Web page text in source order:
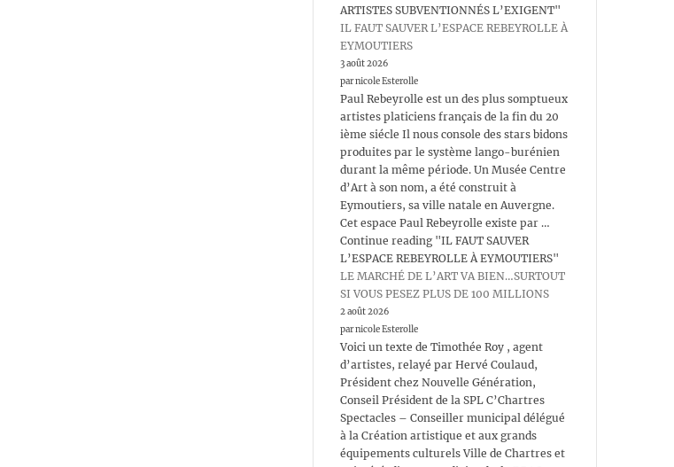
ARTISTES SUBVENTIONNÉS L’EXIGENT"
IL FAUT SAUVER L’ESPACE REBEYROLLE À
EYMOUTIERS
3 août 2026
par nicole Esterolle
Paul Rebeyrolle est un des plus somptueux
artistes platiciens français de la fin du 20
ième siécle Il nous console des stars bidons
produites par le système lango-burénien
durant la même période. Un Musée Centre
d’Art à son nom, a été construit à
Eymoutiers, sa ville natale en Auvergne.
Cet espace Paul Rebeyrolle existe par …
Continue reading "IL FAUT SAUVER
L’ESPACE REBEYROLLE À EYMOUTIERS"
LE MARCHÉ DE L’ART VA BIEN…SURTOUT
SI VOUS PESEZ PLUS DE 100 MILLIONS
2 août 2026
par nicole Esterolle
Voici un texte de Timothée Roy , agent
d’artistes, relayé par Hervé Coulaud,
Président chez Nouvelle Génération,
Conseil Président de la SPL C’Chartres
Spectacles – Conseiller municipal délégué
à la Création artistique et aux grands
équipements culturels Ville de Chartres et